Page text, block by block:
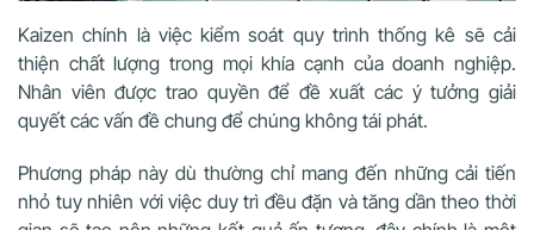
Kaizen chính là việc kiểm soát quy trình thống kê sẽ cải
thiện chất lượng trong mọi khía cạnh của doanh nghiệp.
Nhân viên được trao quyền để đề xuất các ý tưởng giải
quyết các vấn đề chung để chúng không tái phát.
Phương pháp này dù thường chỉ mang đến những cải tiến
nhỏ tuy nhiên với việc duy trì đều đặn và tăng dần theo thời